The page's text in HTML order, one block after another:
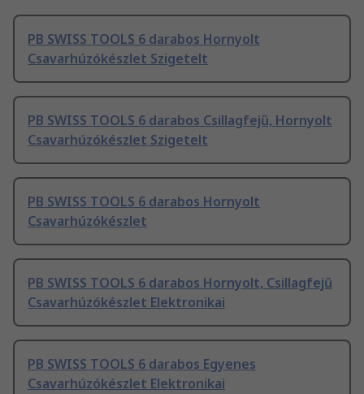
PB SWISS TOOLS 6 darabos Hornyolt
Csavarhúzókészlet Szigetelt
PB SWISS TOOLS 6 darabos Csillagfejű, Hornyolt
Csavarhúzókészlet Szigetelt
PB SWISS TOOLS 6 darabos Hornyolt
Csavarhúzókészlet
PB SWISS TOOLS 6 darabos Hornyolt, Csillagfejű
Csavarhúzókészlet Elektronikai
PB SWISS TOOLS 6 darabos Egyenes
Csavarhúzókészlet Elektronikai